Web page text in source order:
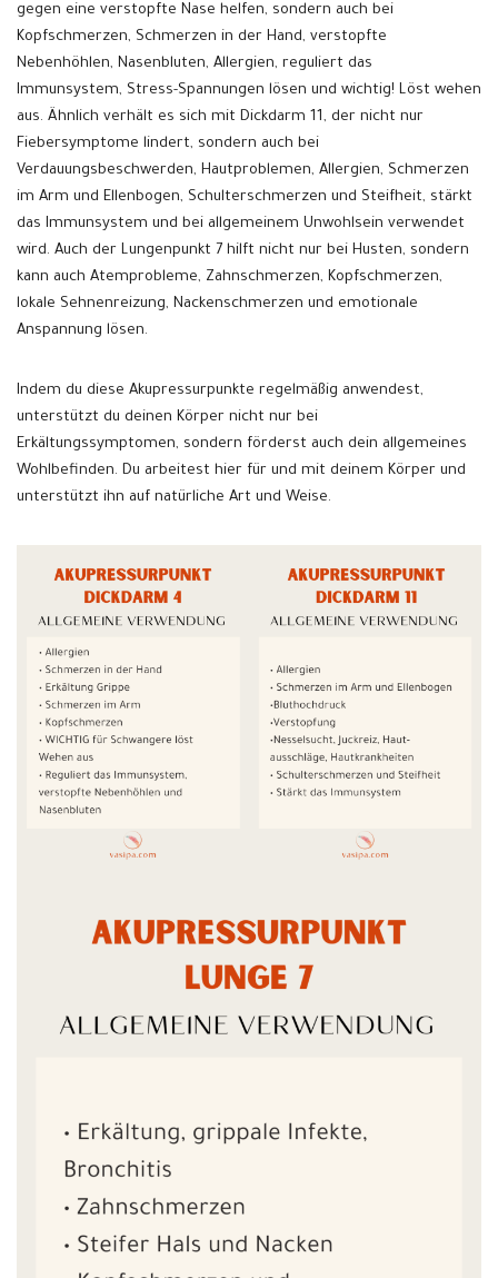
gegen eine verstopfte Nase helfen, sondern auch bei
Kopfschmerzen, Schmerzen in der Hand, verstopfte
Nebenhöhlen, Nasenbluten, Allergien, reguliert das
Immunsystem, Stress-Spannungen lösen und wichtig! Löst wehen
aus. Ähnlich verhält es sich mit Dickdarm 11, der nicht nur
Fiebersymptome lindert, sondern auch bei
Verdauungsbeschwerden, Hautproblemen, Allergien, Schmerzen
im Arm und Ellenbogen, Schulterschmerzen und Steifheit, stärkt
das Immunsystem und bei allgemeinem Unwohlsein verwendet
wird. Auch der Lungenpunkt 7 hilft nicht nur bei Husten, sondern
kann auch Atemprobleme, Zahnschmerzen, Kopfschmerzen,
lokale Sehnenreizung, Nackenschmerzen und emotionale
Anspannung lösen.
Indem du diese Akupressurpunkte regelmäßig anwendest,
unterstützt du deinen Körper nicht nur bei
Erkältungssymptomen, sondern förderst auch dein allgemeines
Wohlbefinden. Du arbeitest hier für und mit deinem Körper und
unterstützt ihn auf natürliche Art und Weise.